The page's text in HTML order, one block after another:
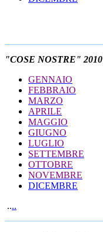
"COSE NOSTRE" 2010
GENNAIO
FEBBRAIO
MARZO
APRILE
MAGGIO
GIUGNO
LUGLIO
SETTEMBRE
OTTOBRE
NOVEMBRE
DICEMBRE
....